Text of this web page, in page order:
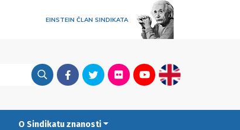
EINSTEIN ČLAN SINDIKATA
FacebookTwitterFlickrYoutubeEnglish
O Sindikatu znanosti